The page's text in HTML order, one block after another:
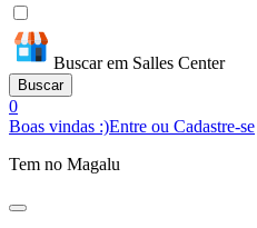
Buscar em Salles Center
Buscar
0
Boas vindas :)Entre ou Cadastre-se
Tem no Magalu